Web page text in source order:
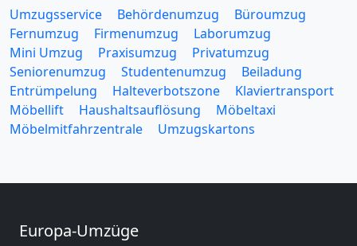
Umzugsservice Behördenumzug
Büroumzug
Fernumzug
Firmenumzug
Laborumzug
Mini Umzug
Praxisumzug
Privatumzug
Seniorenumzug
Studentenumzug
Beiladung
Entrümpelung
Halteverbotszone
Klaviertransport
Möbellift
Haushaltsauflösung
Möbeltaxi
Möbelmitfahrzentrale
Umzugskartons
Europa-Umzüge